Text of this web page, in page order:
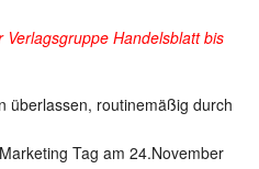
Handelsblatt bis
überlassen, routinemäßig durch
Tag am 24.November